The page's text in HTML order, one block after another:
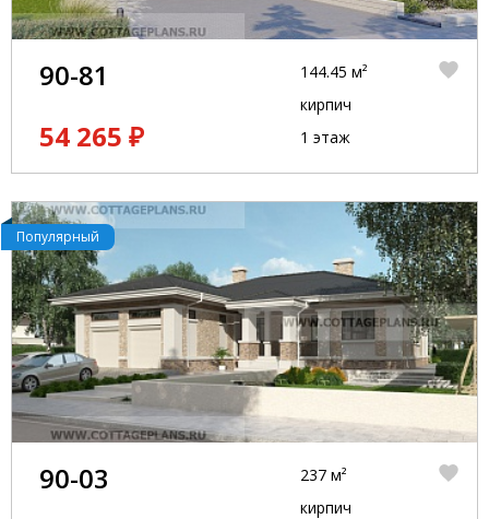
90-81
54 265 ₽
144.45 м²
кирпич
1 этаж
Популярный
90-03
237 м²
кирпич